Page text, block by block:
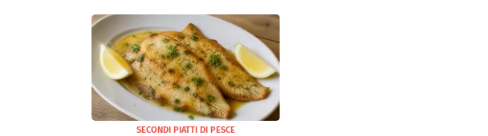
SECONDI PIATTI DI PESCE